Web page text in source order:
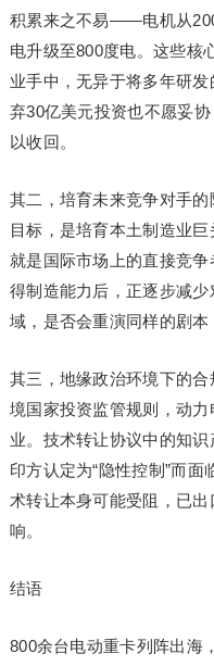
积累来之不易——电机从
电升级至800度电。这些核
业手中，无异于将多年研
弃30亿美元投资也不愿妥
以收回。
其二，培育未来竞争对手的
目标，是培育本土制造业
就是国际市场上的直接竞
得制造能力后，正逐步减
域，是否会重演同样的剧本
其三，地缘政治环境下的
境国家投资监管规则，动
业。技术转让协议中的知
印方认定为“隐性控制”而
术转让本身可能受阻，已
响。
结语
800余台电动重卡列阵出海